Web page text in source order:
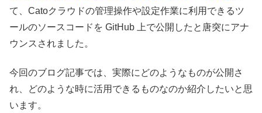
て、Catoクラウドの管理操作や設定作業に利用できるツ
ールのソースコードを GitHub 上で公開したと唐突にアナ
ウンスされました。
今回のブログ記事では、実際にどのようなものが公開さ
れ、どのような時に活用できるものなのか紹介したいと思
います。